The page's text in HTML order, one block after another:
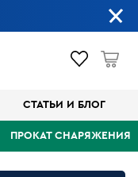
СТАТЬИ И БЛОГ
ПРОКАТ СНАРЯЖЕНИЯ